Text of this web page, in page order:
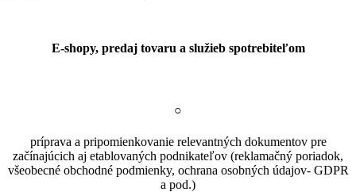
E-shopy, predaj tovaru a služieb spotrebiteľom
○
príprava a pripomienkovanie relevantných dokumentov pre
začínajúcich aj etablovaných podnikateľov (reklamačný poriadok,
všeobecné obchodné podmienky, ochrana osobných údajov- GDPR
a pod.)